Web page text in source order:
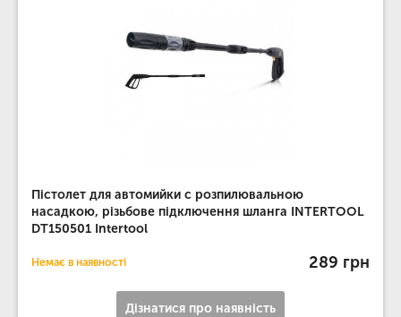
Пістолет для автомийки c розпилювальною
насадкою, різьбове підключення шланга INTERTOOL
DT150501 Intertool
Немає в наявності 289 грн
Дізнатися про наявність